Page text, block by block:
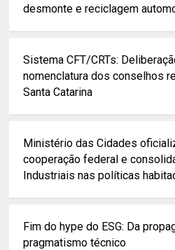
desmonte e reciclagem
Sistema CFT/CRTs:
nomenclatura dos conselhos
Santa Catarina
Ministério das Cidades
cooperação federal e
Industriais nas políticas
Fim do hype do ESG: Da
pragmatismo técnico